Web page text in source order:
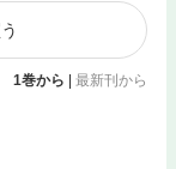
1巻から 最新刊から